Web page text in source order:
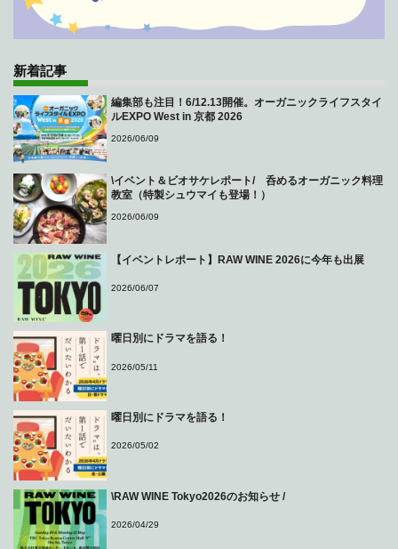
新着記事
編集部も注目！6/12.13開催。オーガニックライフスタイ
ルEXPO West in 京都 2026
2026/06/09
\イベント＆ビオサケレポート/ 呑めるオーガニック料理
教室（特製シュウマイも登場！）
2026/06/09
【イベントレポート】RAW WINE 2026に今年も出展
2026/06/07
曜日別にドラマを語る！
2026/05/11
曜日別にドラマを語る！
2026/05/02
\RAW WINE Tokyo2026のお知らせ /
2026/04/29